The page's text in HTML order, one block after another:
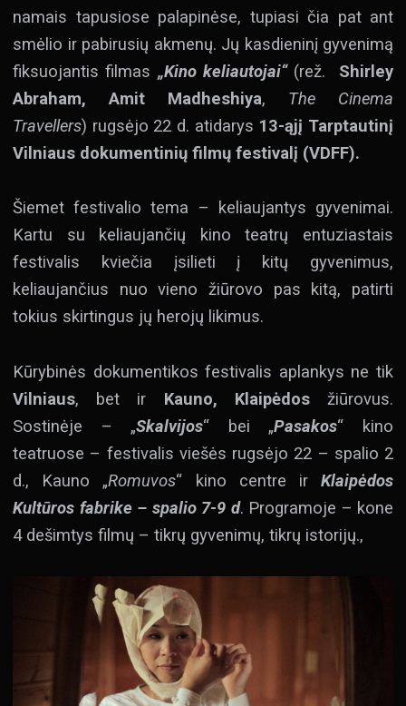
namais tapusiose palapinėse, tupiasi čia pat ant
smėlio ir pabirusių akmenų. Jų kasdieninį gyvenimą
fiksuojantis filmas „Kino keliautojai“(rež. Shirley
Abraham, Amit Madheshiya, The Cinema
Travellers) rugsėjo 22 d. atidarys 13-ąjį Tarptautinį
Vilniaus dokumentinių filmų festivalį (VDFF).
Šiemet festivalio tema – keliaujantys gyvenimai.
Kartu su keliaujančių kino teatrų entuziastais
festivalis kviečia įsilieti į kitų gyvenimus,
keliaujančius nuo vieno žiūrovo pas kitą, patirti
tokius skirtingus jų herojų likimus.
Kūrybinės dokumentikos festivalis aplankys ne tik
Vilniaus, bet ir Kauno, Klaipėdosžiūrovus.
Sostinėje – „Skalvijos“ bei „Pasakos“ kino
teatruose – festivalis viešės rugsėjo 22 – spalio 2
d., Kauno „Romuvos“ kino centre irKlaipėdos
Kultūros fabrike – spalio 7-9 d. Programoje – kone
4 dešimtys filmų – tikrų gyvenimų, tikrų istorijų.,